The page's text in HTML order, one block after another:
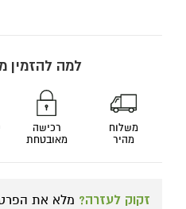
למה להזמין
משלוח
מהיר
רכישה
מאובטחת
זקוק לעזרה? מלא את